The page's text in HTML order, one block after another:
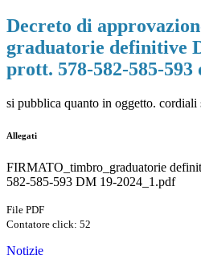
Decreto di
graduatorie definitive
prott. 578-582-585-593
si pubblica quanto in oggetto. cordiali
Allegati
FIRMATO_timbro_graduatorie
582-585-593 DM 19-2024_1.pdf
File PDF
Contatore click: 52
Notizie